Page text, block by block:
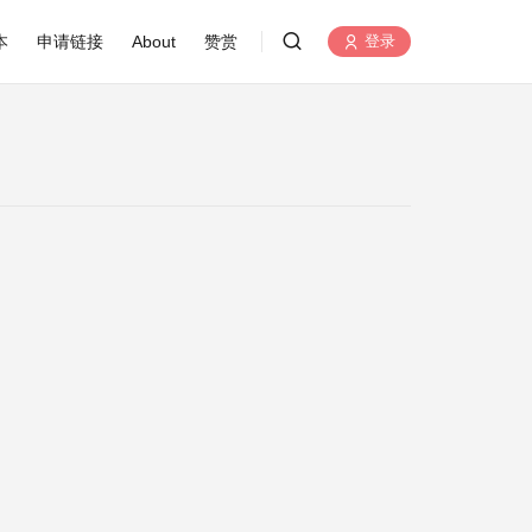
申请链接 About 赞赏 登录